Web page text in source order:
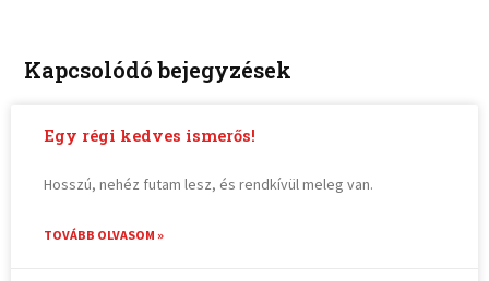
Kapcsolódó bejegyzések
Egy régi kedves ismerős!
Hosszú, nehéz futam lesz, és rendkívül meleg van.
TOVÁBB OLVASOM »